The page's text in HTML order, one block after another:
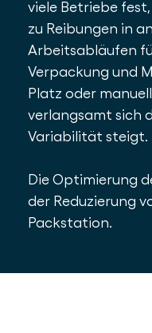
viele Betriebe
zu Reibungen in
Arbeitsabläufen
Verpackung und
Platz oder
verlangsamt sich
Variabilität steigt.
Die Optimierung
der Reduzierung
Packstation.